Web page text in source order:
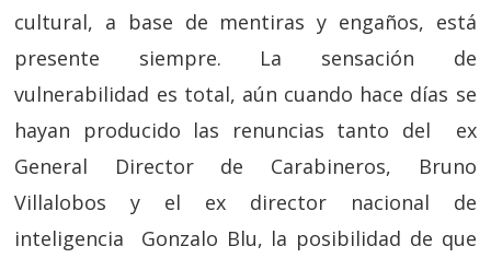
cultural, a base de mentiras y engaños, está
presente siempre. La sensación de
vulnerabilidad es total, aún cuando hace días se
hayan producido las renuncias tanto del ex
General Director de Carabineros, Bruno
Villalobos y el ex director nacional de
inteligencia Gonzalo Blu, la posibilidad de que